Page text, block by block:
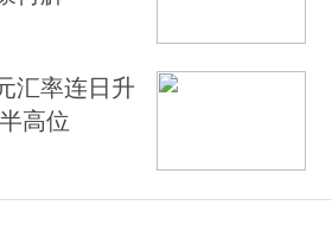
汇率连日升
高位